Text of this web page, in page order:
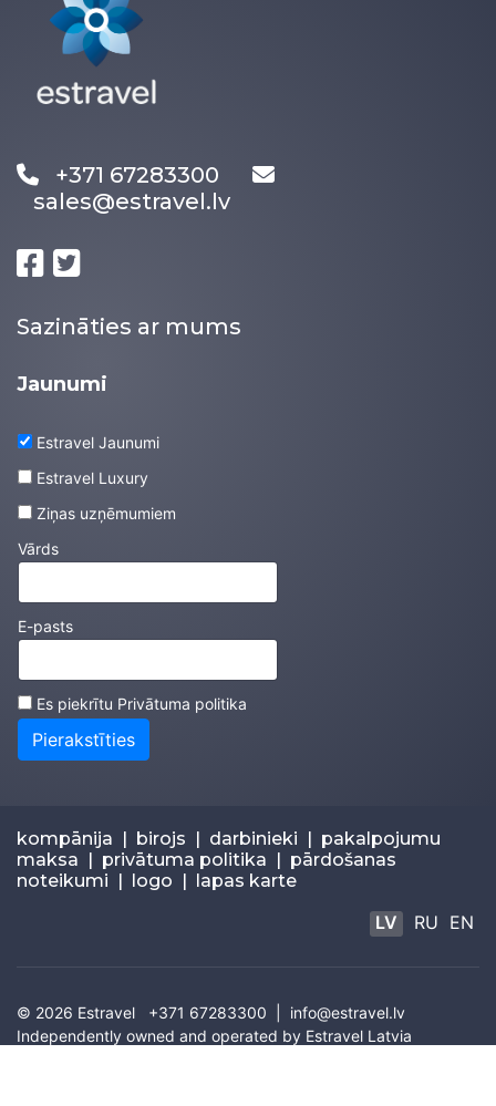
+371 67283300
sales@estravel.lv
Sazināties ar mums
Jaunumi
Estravel Jaunumi
Estravel Luxury
Ziņas uzņēmumiem
Vārds
E-pasts
Es piekrītu Privātuma politika
Pierakstīties
kompānija | birojs | darbinieki | pakalpojumu
maksa | privātuma politika | pārdošanas
noteikumi | logo | lapas karte
LV RU EN
© 2026 Estravel +371 67283300 | info@estravel.lv
Independently owned and operated by Estravel Latvia